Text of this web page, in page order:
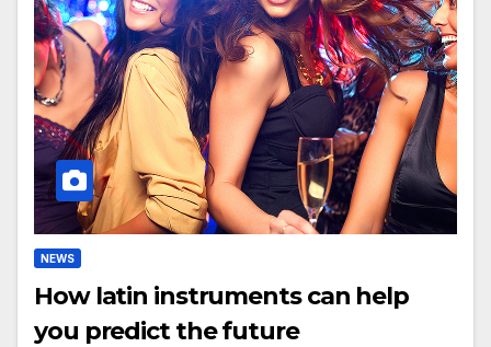
NEWS
How latin instruments can help
you predict the future